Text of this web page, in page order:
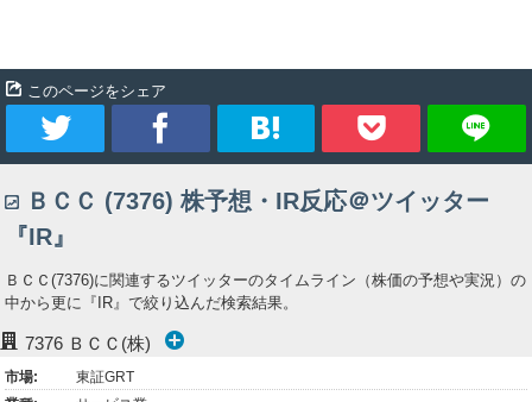
このページをシェア
イ
ー
ト
ェ
ア
ッ
ク
ＢＣＣ (7376) 株予想・IR反応＠ツイッター
『IR』
ＢＣＣ(7376)に関連するツイッターのタイムライン（株価の予想や実況）の
中から更に『IR』で絞り込んだ検索結果。
7376 ＢＣＣ(株)
市場:
東証GRT